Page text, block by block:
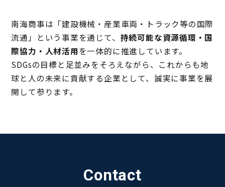
南海商事は「建設機械・産業車両・トラック等の国際
流通」という事業を通じて、 持続可能な資源循環・国
際協力・人材活用を一体的に推進しています。
SDGsの目標と足並みをそろえながら、これからも地
球と人の未来に貢献する企業として、誠実に事業を展
開して参ります。
Contact